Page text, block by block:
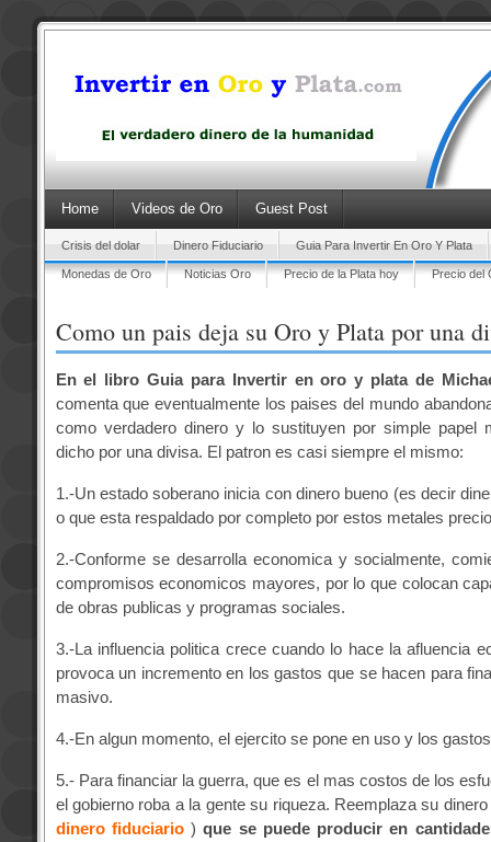
Home Videos de Oro Guest Post
Crisis del dolar Dinero Fiduciario Guia Para Invertir En Oro Y Plata
Monedas de Oro Noticias Oro Precio de la Plata hoy Precio del
Como un pais deja su Oro y Plata por una
En el libro Guia para Invertir en oro y plata de
comenta que eventualmente los paises del mundo
como verdadero dinero y lo sustituyen por simple papel
dicho por una divisa. El patron es casi siempre el mismo:
1.-Un estado soberano inicia con dinero bueno (es decir
o que esta respaldado por completo por estos metales
2.-Conforme se desarrolla economica y socialmente,
compromisos economicos mayores, por lo que colocan
de obras publicas y programas sociales.
3.-La influencia politica crece cuando lo hace la afluencia
provoca un incremento en los gastos que se hacen para
masivo.
4.-En algun momento, el ejercito se pone en uso y los
5.- Para financiar la guerra, que es el mas costos de los
el gobierno roba a la gente su riqueza. Reemplaza su
dinero fiduciario ) que se puede producir en